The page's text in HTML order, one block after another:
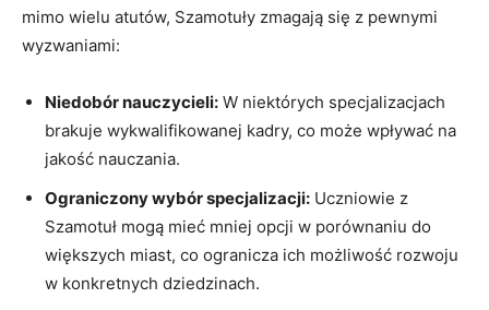
mimo wielu atutów, Szamotuły zmagają się z pewnymi
wyzwaniami:
Niedobór nauczycieli: W niektórych specjalizacjach
brakuje wykwalifikowanej kadry, co może wpływać na
jakość nauczania.
Ograniczony wybór specjalizacji: Uczniowie z
Szamotuł mogą mieć mniej opcji w porównaniu do
większych miast, co ogranicza ich możliwość rozwoju
w konkretnych dziedzinach.